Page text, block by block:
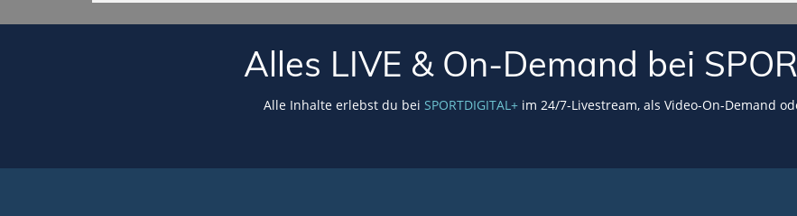
Alles LIVE & On-Demand bei
Alle Inhalte erlebst du bei SPORTDIGITAL+ im 24/7-Livestream, als Video-On-Demand